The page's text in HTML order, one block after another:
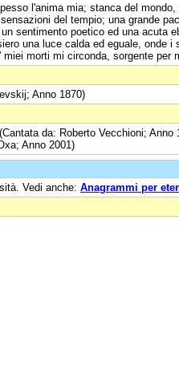
l'anima mia; stanca del
del tempio; una grande
sentimento poetico ed una acuta
una luce calda ed eguale, onde i
morti mi circonda, sorgente per
Anno 1870)
da: Roberto Vecchioni; Anno
Anno 2001)
Vedi anche: Anagrammi per